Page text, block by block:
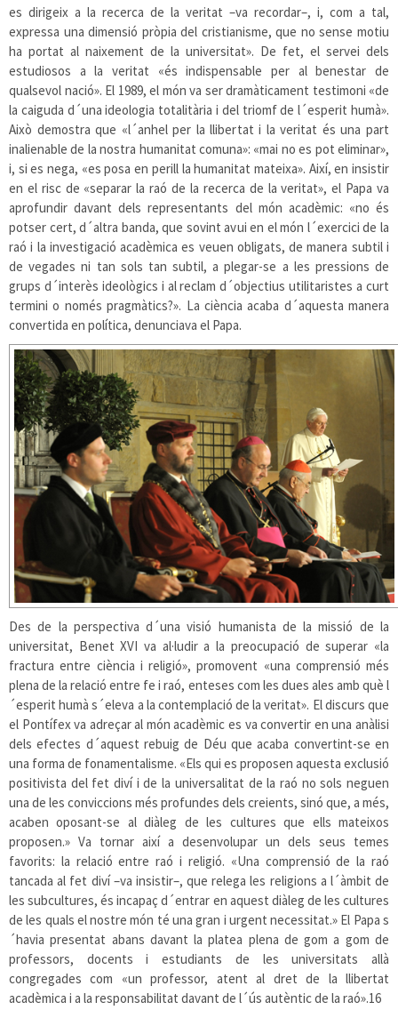
es dirigeix a la recerca de la veritat –va recordar–, i, com a tal,
expressa una dimensió pròpia del cristianisme, que no sense motiu
ha portat al naixement de la universitat». De fet, el servei dels
estudiosos a la veritat «és indispensable per al benestar de
qualsevol nació». El 1989, el món va ser dramàticament testimoni «de
la caiguda d´una ideologia totalitària i del triomf de l´esperit humà».
Això demostra que «l´anhel per la llibertat i la veritat és una part
inalienable de la nostra humanitat comuna»: «mai no es pot eliminar»,
i, si es nega, «es posa en perill la humanitat mateixa». Així, en insistir
en el risc de «separar la raó de la recerca de la veritat», el Papa va
aprofundir davant dels representants del món acadèmic: «no és
potser cert, d´altra banda, que sovint avui en el món l´exercici de la
raó i la investigació acadèmica es veuen obligats, de manera subtil i
de vegades ni tan sols tan subtil, a plegar-se a les pressions de
grups d´interès ideològics i al reclam d´objectius utilitaristes a curt
termini o només pragmàtics?». La ciència acaba d´aquesta manera
convertida en política, denunciava el Papa.
Des de la perspectiva d´una visió humanista de la missió de la
universitat, Benet XVI va al·ludir a la preocupació de superar «la
fractura entre ciència i religió», promovent «una comprensió més
plena de la relació entre fe i raó, enteses com les dues ales amb què l
´esperit humà s´eleva a la contemplació de la veritat». El discurs que
el Pontífex va adreçar al món acadèmic es va convertir en una anàlisi
dels efectes d´aquest rebuig de Déu que acaba convertint-se en
una forma de fonamentalisme. «Els qui es proposen aquesta exclusió
positivista del fet diví i de la universalitat de la raó no sols neguen
una de les conviccions més profundes dels creients, sinó que, a més,
acaben oposant-se al diàleg de les cultures que ells mateixos
proposen.» Va tornar així a desenvolupar un dels seus temes
favorits: la relació entre raó i religió. «Una comprensió de la raó
tancada al fet diví –va insistir–, que relega les religions a l´àmbit de
les subcultures, és incapaç d´entrar en aquest diàleg de les cultures
de les quals el nostre món té una gran i urgent necessitat.» El Papa s
´havia presentat abans davant la platea plena de gom a gom de
professors, docents i estudiants de les universitats allà
congregades com «un professor, atent al dret de la llibertat
acadèmica i a la responsabilitat davant de l´ús autèntic de la raó».16